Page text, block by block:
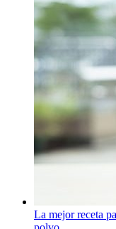
La mejor receta